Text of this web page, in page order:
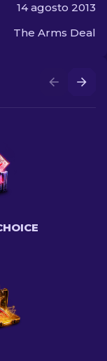
14 agosto 2013
The Arms Deal